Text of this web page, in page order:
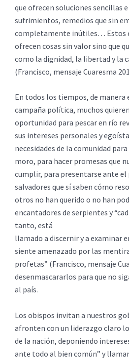
que ofrecen soluciones sencillas
sufrimientos, remedios que sin
completamente inútiles… Estos
ofrecen cosas sin valor sino que
como la dignidad, la libertad y la
(Francisco, mensaje Cuaresma
En todos los tiempos, de manera
campaña política, muchos
oportunidad para pescar en río
sus intereses personales y
necesidades de la comunidad
moro, para hacer promesas que
cumplir, para presentarse ante
salvadores que sí saben cómo
otros no han querido o no han
encantadores de serpientes y
tanto, está
llamado a discernir y a examinar
siente amenazado por las
profetas” (Francisco, mensaje
desenmascararlos para que no
al país.
Los obispos invitan a nuestros
afronten con un liderazgo claro
de la nación, deponiendo
ante todo al bien común” y